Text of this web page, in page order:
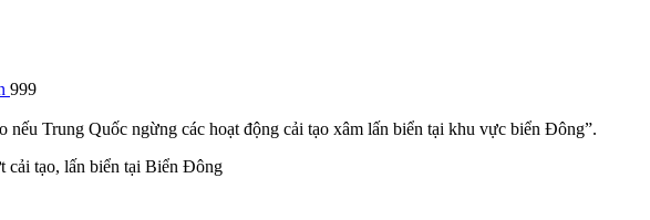
999
nếu Trung Quốc ngừng các hoạt động cải tạo xâ‌m lấ‌n biển tại khu vực biển Đông”.